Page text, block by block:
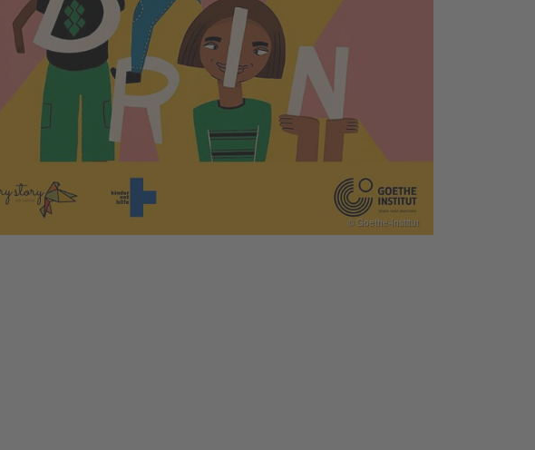
© Goethe-Institut